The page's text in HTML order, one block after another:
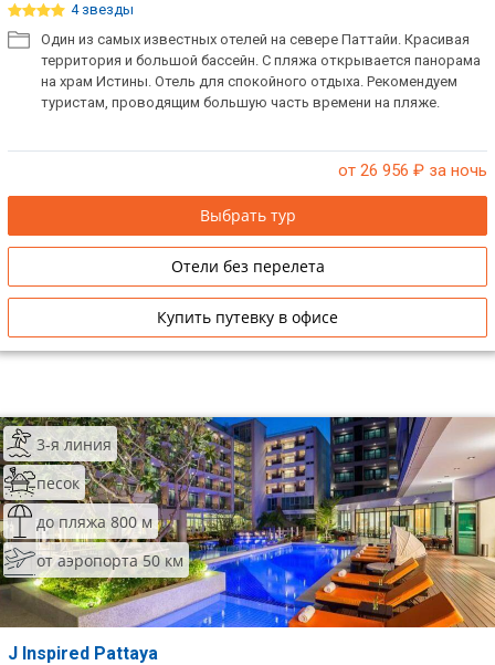
4 звезды
Один из самых известных отелей на севере Паттайи. Красивая
территория и большой бассейн. С пляжа открывается панорама
на храм Истины. Отель для спокойного отдыха. Рекомендуем
туристам, проводящим большую часть времени на пляже.
от 26 956 ₽ за ночь
Выбрать тур
Отели без перелета
Купить путевку в офисе
3-я линия
песок
до пляжа 800 м
от аэропорта 50 км
J Inspired Pattaya